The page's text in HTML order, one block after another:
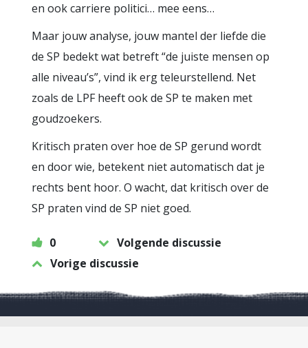
en ook carriere politici… mee eens…
Maar jouw analyse, jouw mantel der liefde die
de SP bedekt wat betreft “de juiste mensen op
alle niveau’s”, vind ik erg teleurstellend. Net
zoals de LPF heeft ook de SP te maken met
goudzoekers.
Kritisch praten over hoe de SP gerund wordt
en door wie, betekent niet automatisch dat je
rechts bent hoor. O wacht, dat kritisch over de
SP praten vind de SP niet goed.
0
Volgende discussie
Vorige discussie